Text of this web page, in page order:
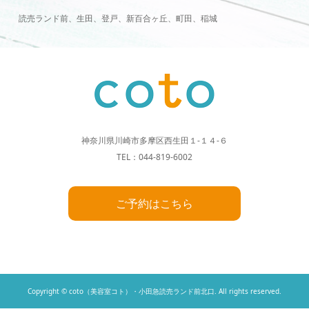
読売ランド前、生田、登戸、新百合ヶ丘、町田、稲城
神奈川県川崎市多摩区西生田１-１４-６
TEL：044-819-6002
ご予約はこちら
Copyright © coto（美容室コト）・小田急読売ランド前北口. All rights reserved.